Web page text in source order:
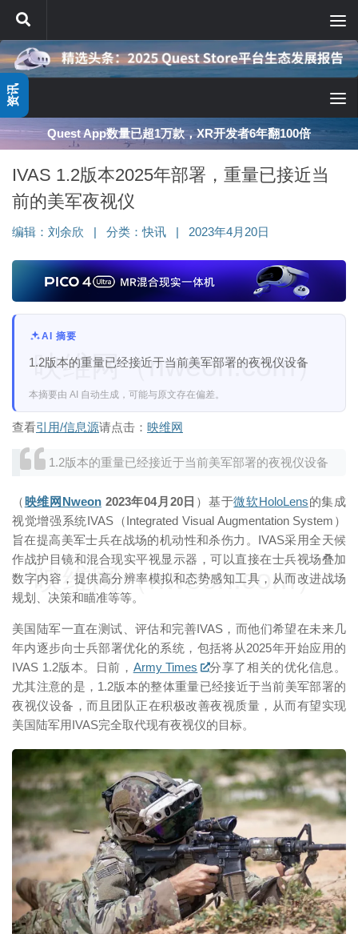
跳至内容
Quest App数量已超1万款，XR开发者6年翻100倍
IVAS 1.2版本2025年部署，重量已接近当
前的美军夜视仪
编辑： 刘余欣 分类：快讯 2023年4月20日
AI 摘要
1.2版本的重量已经接近于当前美军部署的夜视仪设备
本摘要由 AI 自动生成，可能与原文存在偏差。
查看引用/信息源请点击： 映维网
1.2版本的重量已经接近于当前美军部署的夜视仪设备
（ 映维网Nweon2023年04月20日 ）基于微软HoloLens的集成
视觉增强系统IVAS（Integrated Visual Augmentation System）
旨在提高美军士兵在战场的机动性和杀伤力。IVAS采用全天候
作战护目镜和混合现实平视显示器，可以直接在士兵视场叠加
数字内容，提供高分辨率模拟和态势感知工具，从而改进战场
规划、决策和瞄准等等。
美国陆军一直在测试、评估和完善IVAS，而他们希望在未来几
年内逐步向士兵部署优化的系统，包括将从2025年开始应用的
IVAS 1.2版本。日前， Army Times
分享了相关的优化信息。
尤其注意的是，1.2版本的整体重量已经接近于当前美军部署的
夜视仪设备，而且团队正在积极改善夜视质量，从而有望实现
美国陆军用IVAS完全取代现有夜视仪的目标。
映维网（nweon.com）
映维网（nweon.com）
映维网（nweon.com）
资讯